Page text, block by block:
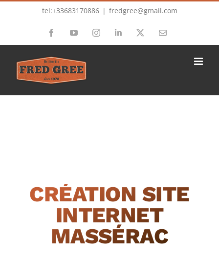
tel:+33683170886 | fredgree@gmail.com
FacebookYouTubeInstagramLinkedIn Email
CRÉATION SITE
INTERNET
MASSÉRAC